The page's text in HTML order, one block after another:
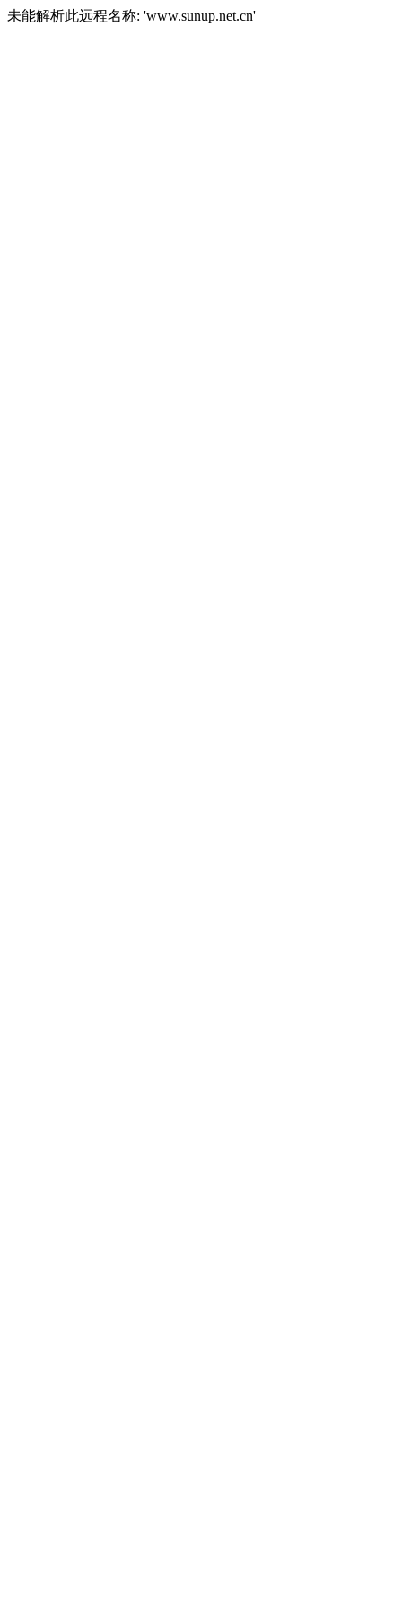
未能解析此远程名称: 'www.sunup.net.cn'